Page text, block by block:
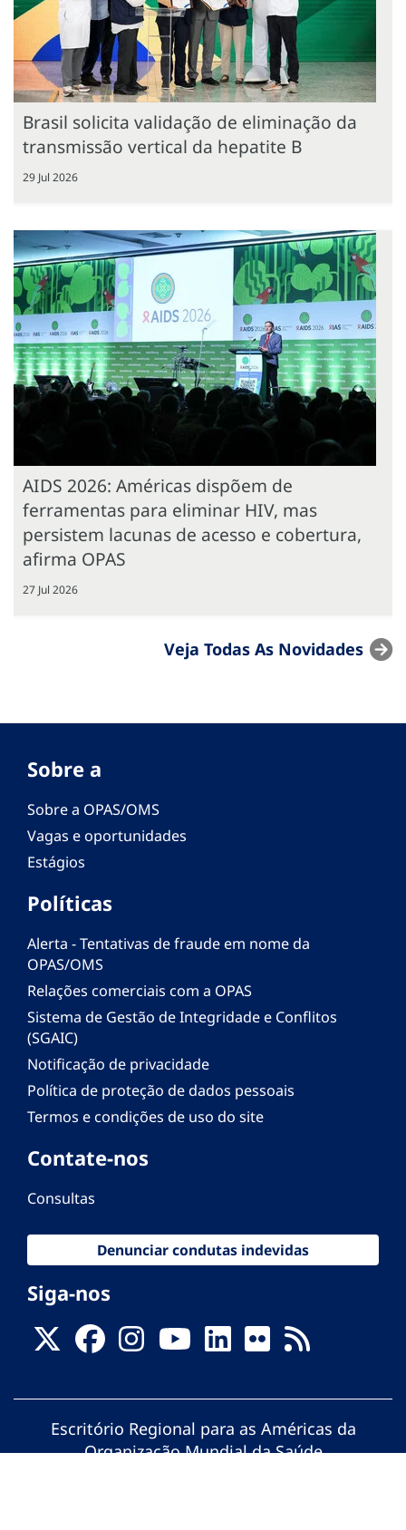
Brasil solicita validação de eliminação da
transmissão vertical da hepatite B
29 Jul 2026
AIDS 2026: Américas dispõem de
ferramentas para eliminar HIV, mas
persistem lacunas de acesso e cobertura,
afirma OPAS
27 Jul 2026
Veja Todas As Novidades
Sobre a
Sobre a OPAS/OMS
Vagas e oportunidades
Estágios
Políticas
Alerta - Tentativas de fraude em nome da
OPAS/OMS
Relações comerciais com a OPAS
Sistema de Gestão de Integridade e Conflitos
(SGAIC)
Notificação de privacidade
Política de proteção de dados pessoais
Termos e condições de uso do site
Contate-nos
Consultas
Denunciar condutas indevidas
Siga-nos
Escritório Regional para as Américas da
Organização Mundial da Saúde